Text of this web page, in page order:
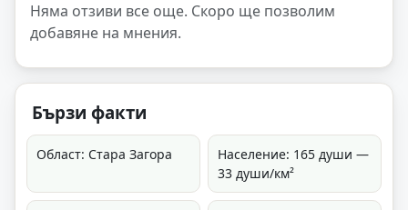
Няма отзиви все още. Скоро ще позволим
добавяне на мнения.
Бързи факти
Област: Стара Загора
Население: 165 души —
33 души/км²